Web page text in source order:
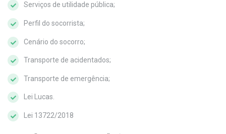
Serviços de utilidade pública;
Perfil do socorrista;
Cenário do socorro;
Transporte de acidentados;
Transporte de emergência;
Lei Lucas.
Lei 13722/2018